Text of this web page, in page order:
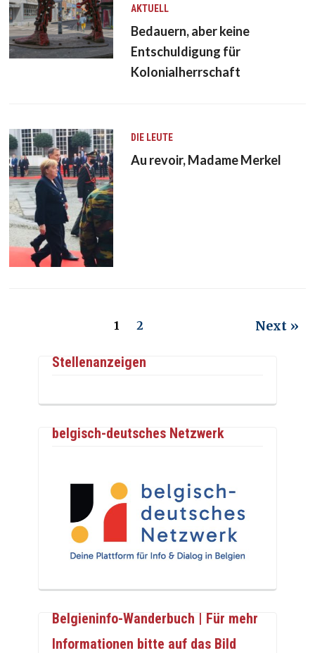
AKTUELL
Bedauern, aber keine
Entschuldigung für
Kolonialherrschaft
DIE LEUTE
Au revoir, Madame Merkel
1 2 Next »
Stellenanzeigen
belgisch-deutsches Netzwerk
Belgieninfo-Wanderbuch | Für mehr
Informationen bitte auf das Bild